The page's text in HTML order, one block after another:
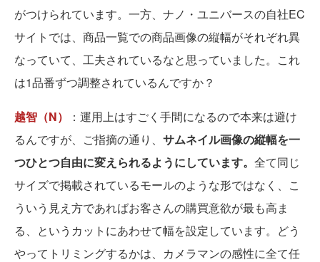
がつけられています。一方、ナノ・ユニバースの自社EC
サイトでは、商品一覧での商品画像の縦幅がそれぞれ異
なっていて、工夫されているなと思っていました。これ
は1品番ずつ調整されているんですか？
越智（N）
：運用上はすごく手間になるので本来は避け
るんですが、ご指摘の通り、 サムネイル画像の縦幅を一
つひとつ自由に変えられるようにしています。 全て同じ
サイズで掲載されているモールのような形ではなく、こ
ういう見え方であればお客さんの購買意欲が最も高ま
る、というカットにあわせて幅を設定しています。どう
やってトリミングするかは、カメラマンの感性に全て任